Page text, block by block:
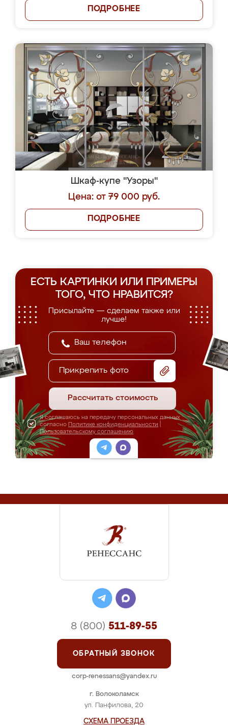
ПОДРОБНЕЕ
Шкаф-купе "Узоры"
Цена: от 79 000 руб.
ПОДРОБНЕЕ
ЕСТЬ КАРТИНКИ ИЛИ ПРИМЕРЫ
ТОГО, ЧТО НРАВИТСЯ?
Присылайте — сделаем также или
лучше!
Прикрепить фото
Рассчитать стоимость
Я соглашаюсь на передачу персональных данных
согласно Политике конфиденциальности
Пользовательскому соглашению
г. Волоколамск
ул. Панфилова, 20
СХЕМА ПРОЕЗДА
8 (800) 511-89-55
ОБРАТНЫЙ ЗВОНОК
corp-renessans@yandex.ru